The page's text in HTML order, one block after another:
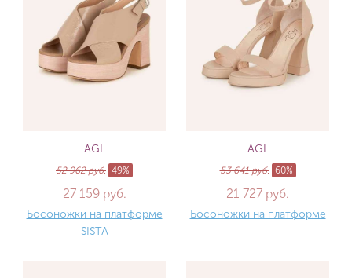
AGL
52 962 руб. 49%
27 159 руб.
Босоножки на платформе
SISTA
AGL
53 641 руб. 60%
21 727 руб.
Босоножки на платформе